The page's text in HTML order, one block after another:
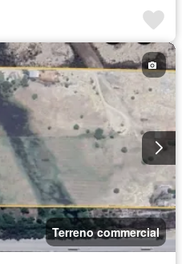
Terreno commercial